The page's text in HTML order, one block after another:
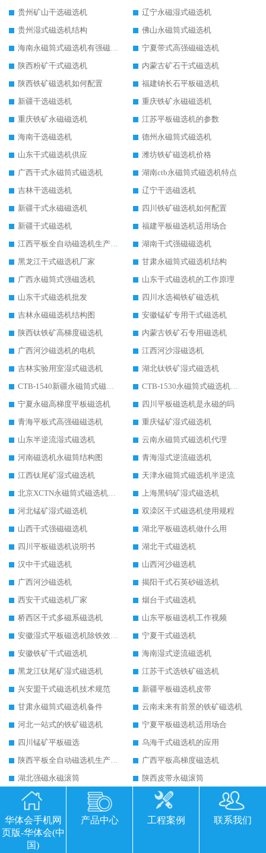
贵州矿山干选磁选机
辽宁永磁湿式磁选机
贵州湿式磁选机结构
佛山永磁筒式磁选机
海南永磁筒式磁选机有强磁的吗
宁夏带式高强磁磁选机
陕西粉矿干式磁选机
内蒙古矿石干式磁选机
陕西铁矿磁选机如何配置
福建钠长石平板磁选机
新疆干选磁选机
重庆铁矿永磁磁选机
重庆铁矿永磁磁选机
江苏平板磁选机的参数
海南干选磁选机
德州永磁筒式磁选机
山东干式磁选机供应
潍坊铁矿磁选机价格
广西干式永磁筒式磁选机
湖南ctb永磁筒式磁选机特点
吉林干选磁选机
辽宁干选磁选机
新疆干式永磁磁选机
四川铁矿磁选机如何配置
新疆干式磁选机
福建平板磁选机适用场合
江西平板全自动磁选机生产厂家
湖南干式强磁磁选机
黑龙江干式磁选机厂家
甘肃永磁筒式磁选机结构
广西永磁筒式强磁选机
山东干式磁选机的工作原理
山东干式磁选机批发
四川水选褐铁矿磁选机
吉林永磁磁选机结构图
安徽锰矿专用干式磁选机
陕西钛铁矿高梯度磁选机
内蒙古铁矿石专用磁选机
广西河沙磁选机的电机
江西河沙湿磁选机
吉林实验用室湿式磁选机
湖北钛铁矿湿式磁选机
CTB-1540新疆永磁筒式磁选机
CTB-1530永磁筒式磁选机代理商
宁夏永磁高梯度平板磁选机
四川平板磁选机是永磁的吗
青海平板式高强磁磁选机
重庆锰矿湿式磁选机
山东半逆流湿式磁选机
云南永磁筒式磁选机代理
河南磁选机永磁筒结构图
青海湿式逆流磁选机
江西钛尾矿湿式磁选机
天津永磁筒式磁选机半逆流
北京XCTN永磁筒式磁选机磁块位置
上海黑钨矿湿式磁选机
河北锰矿湿式磁选机
双滦区干式磁选机使用规程
山西干式强磁磁选机
湖北平板磁选机做什么用
四川平板磁选机说明书
湖北干式磁选机
汉中干式磁选机
山西河沙磁选机
广西河沙磁选机
揭阳干式石英砂磁选机
西安干式磁选机厂家
烟台干式磁选机
桥西区干式多磁系磁选机
山东平板磁选机工作视频
安徽湿式平板磁选机除铁效果怎么样
宁夏干式磁选机
安徽铁矿干式磁选机
海南湿式逆流磁选机
黑龙江钛尾矿湿式磁选机
江苏干式选铁矿磁选机
兴安盟干式磁选机技术规范
新疆平板磁选机皮带
甘肃永磁筒式磁选机备件
云南未来有前景的铁矿磁选机
河北一站式的铁矿磁选机
宁夏平板磁选机适用场合
四川锰矿平板磁选
乌海干式磁选机的应用
陕西平板全自动磁选机生产厂家
广西平板高梯度磁选机
湖北强磁永磁滚筒
陕西皮带永磁滚筒
福建砂土矿干式磁选机
北京铁矿干式磁选机
黑龙江强磁滚筒生产厂家
陕西永磁滚筒结构图
河源精选钨精矿干式磁选机
华体会手机网
页版-华体会(中
国)
产品中心 工程案例 联系我们